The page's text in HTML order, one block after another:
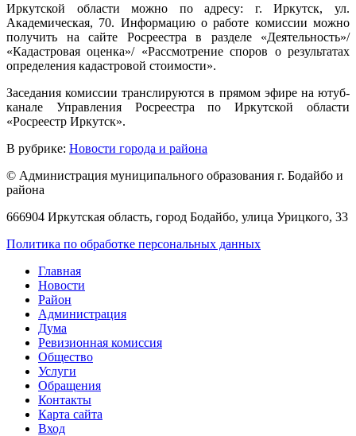
Иркутской области можно по адресу: г. Иркутск, ул.
Академическая, 70. Информацию о работе комиссии можно
получить на сайте Росреестра в разделе «Деятельность»/
«Кадастровая оценка»/ «Рассмотрение споров о результатах
определения кадастровой стоимости».
Заседания комиссии транслируются в прямом эфире на ютуб-
канале Управления Росреестра по Иркутской области
«Росреестр Иркутск».
В рубрике: Новости города и района
© Администрация муниципального образования г. Бодайбо и
района
666904 Иркутская область, город Бодайбо, улица Урицкого, 33
Политика по обработке персональных данных
Главная
Новости
Район
Администрация
Дума
Ревизионная комиссия
Общество
Услуги
Обращения
Контакты
Карта сайта
Вход